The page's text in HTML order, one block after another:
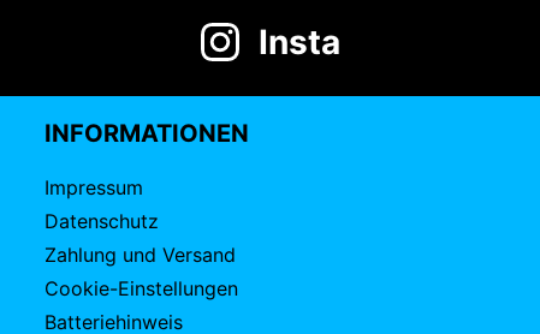
Insta
INFORMATIONEN
Impressum
Datenschutz
Zahlung und Versand
Cookie-Einstellungen
Batteriehinweis